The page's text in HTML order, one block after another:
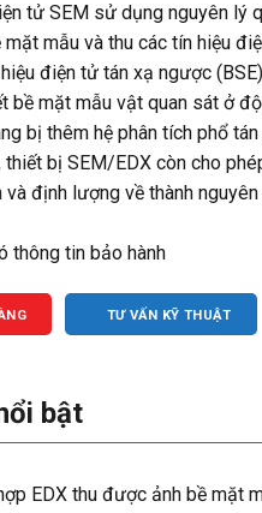
tử SEM sử dụng nguyên lý
mẫu và thu các tín hiệu
điện tử tán xạ ngược
bề mặt mẫu vật quan sát ở
bị thêm hệ phân tích phổ
thiết bị SEM/EDX còn cho
định lượng về thành
thông tin bảo hành
TƯ VẤN KỸ THUẬT
bật
EDX thu được ảnh bề mặt